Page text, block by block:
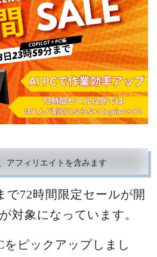
アフィリエイトを含みます
で72時間限定セールが開
対象になっています。
ピックアップしまし